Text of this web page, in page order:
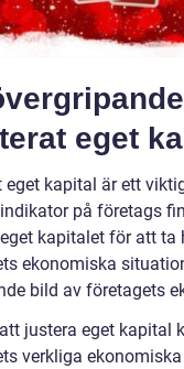
eget
eget kapital är ett
på företags
kapitalet för att
ekonomiska
bild av företagets
justera eget kapital
verkliga